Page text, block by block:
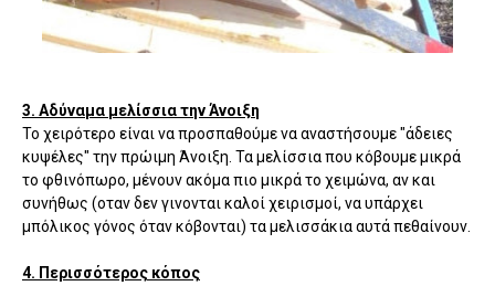
3. Αδύναμα μελίσσια την Άνοιξη
Το χειρότερο είναι να προσπαθούμε να αναστήσουμε "άδειες
κυψέλες" την πρώιμη Άνοιξη. Τα μελίσσια που κόβουμε μικρά
το φθινόπωρο, μένουν ακόμα πιο μικρά το χειμώνα, αν και
συνήθως (οταν δεν γινονται καλοί χειρισμοί, να υπάρχει
μπόλικος γόνος όταν κόβονται) τα μελισσάκια αυτά πεθαίνουν.
4. Περισσότερος κόπος